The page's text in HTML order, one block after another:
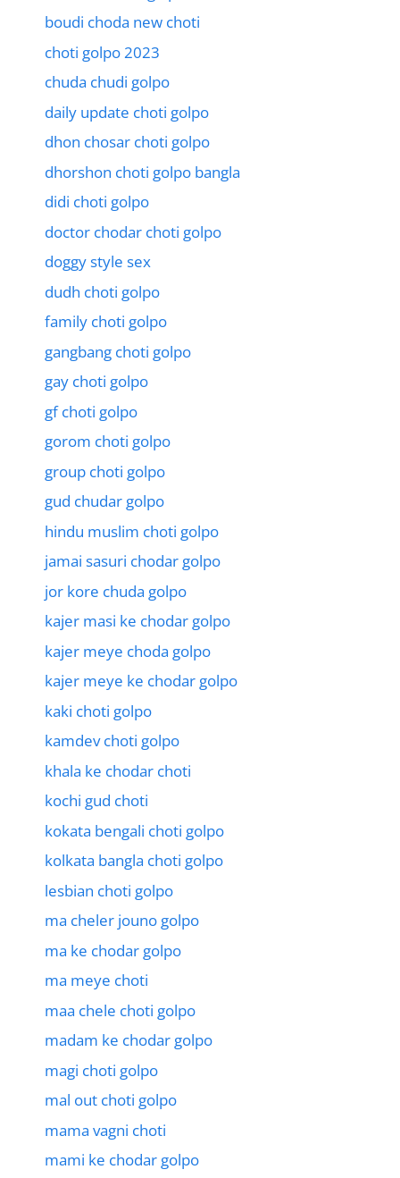
boudi choda new choti
choti golpo 2023
chuda chudi golpo
daily update choti golpo
dhon chosar choti golpo
dhorshon choti golpo bangla
didi choti golpo
doctor chodar choti golpo
doggy style sex
dudh choti golpo
family choti golpo
gangbang choti golpo
gay choti golpo
gf choti golpo
gorom choti golpo
group choti golpo
gud chudar golpo
hindu muslim choti golpo
jamai sasuri chodar golpo
jor kore chuda golpo
kajer masi ke chodar golpo
kajer meye choda golpo
kajer meye ke chodar golpo
kaki choti golpo
kamdev choti golpo
khala ke chodar choti
kochi gud choti
kokata bengali choti golpo
kolkata bangla choti golpo
lesbian choti golpo
ma cheler jouno golpo
ma ke chodar golpo
ma meye choti
maa chele choti golpo
madam ke chodar golpo
magi choti golpo
mal out choti golpo
mama vagni choti
mami ke chodar golpo